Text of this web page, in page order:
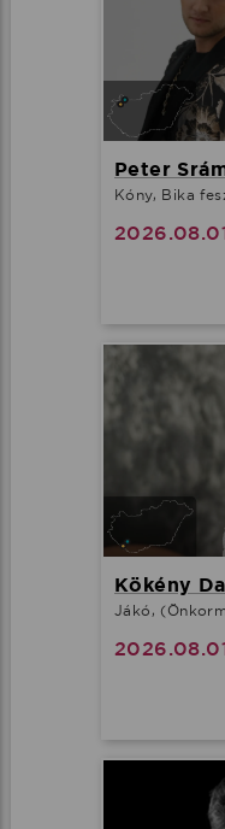
Peter
Kóny, Bika
Kökény
Jákó,